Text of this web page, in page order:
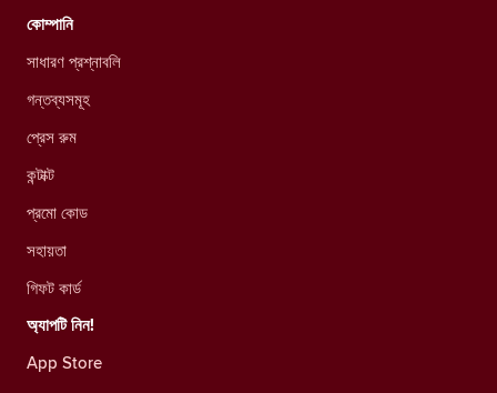
কোম্পানি
সাধারণ প্রশ্নাবলি
গন্তব্যসমূহ
প্রেস রুম
কন্টাক্ট
প্রমো কোড
সহায়তা
গিফট কার্ড
অ্যাপটি নিন!
App Store